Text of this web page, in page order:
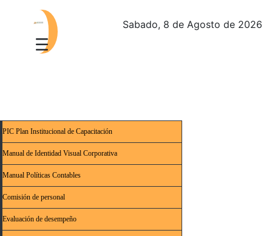
Sabado, 8 de Agosto de 2026
PIC Plan Institucional de Capacitación
Manual de Identidad Visual Corporativa
Manual Políticas Contables
Comisión de personal
Evaluación de desempeño